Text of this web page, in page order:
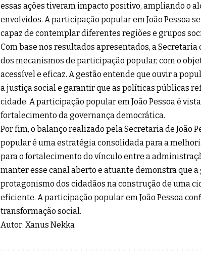
essas ações tiveram impacto positivo, ampliando o
envolvidos. A participação popular em João Pessoa
capaz de contemplar diferentes regiões e grupos
Com base nos resultados apresentados, a Secretaria
dos mecanismos de participação popular, com o
acessível e eficaz. A gestão entende que ouvir a
a justiça social e garantir que as políticas públicas
cidade. A participação popular em João Pessoa é
fortalecimento da governança democrática.
Por fim, o balanço realizado pela Secretaria de João
popular é uma estratégia consolidada para a
para o fortalecimento do vínculo entre a
manter esse canal aberto e atuante demonstra que
protagonismo dos cidadãos na construção de uma
eficiente. A participação popular em João Pessoa
transformação social.
Autor: Xanus Nekka